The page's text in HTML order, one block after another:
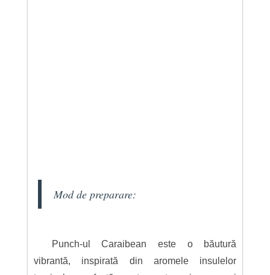
Mod de preparare:
Punch-ul Caraibean este o băutură
vibrantă, inspirată din aromele insulelor